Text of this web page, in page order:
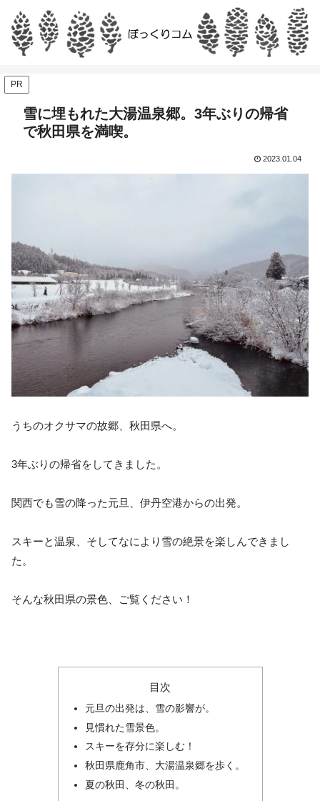
PR
雪に埋もれた大湯温泉郷。3年ぶりの帰省
で秋田県を満喫。
2023.01.04
うちのオクサマの故郷、秋田県へ。
3年ぶりの帰省をしてきました。
関西でも雪の降った元旦、伊丹空港からの出発。
スキーと温泉、そしてなにより雪の絶景を楽しんできまし
た。
そんな秋田県の景色、ご覧ください！
目次
元旦の出発は、雪の影響が。
見慣れた雪景色。
スキーを存分に楽しむ！
秋田県鹿角市、大湯温泉郷を歩く。
夏の秋田、冬の秋田。